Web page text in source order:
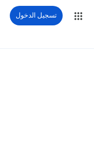
تسجيل الدخول